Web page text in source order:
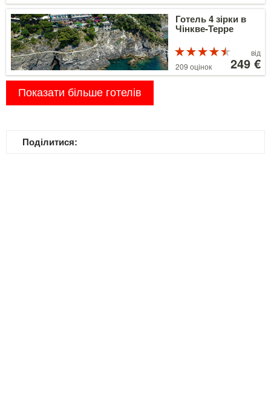
Готель 4 зірки в
Чінкве-Терре
Рейтинг
4.5 з 5
209 оцінок від
249 €
від
249 €
Детальніше
Показати більше готелів
Поділитися: